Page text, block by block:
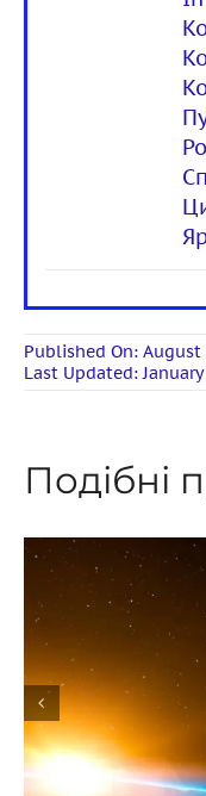
Published On: August
Last Updated:
Подібні